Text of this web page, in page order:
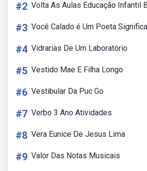
#2 Volta As Aulas Educação Infantil
#3 Você Calado é Um Poeta
#4 Vidrarias De Um Laboratório
#5 Vestido Mae E Filha Longo
#6 Vestibular Da Puc Go
#7 Verbo 3 Ano Atividades
#8 Vera Eunice De Jesus Lima
#9 Valor Das Notas Musicais